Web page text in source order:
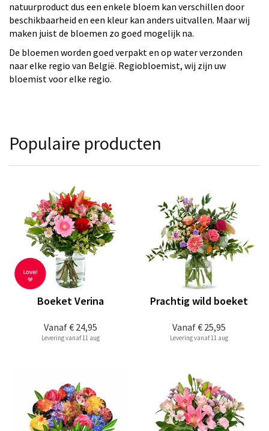
natuurproduct dus een enkele bloem kan verschillen door
beschikbaarheid en een kleur kan anders uitvallen. Maar wij
maken juist de bloemen zo goed mogelijk na.
De bloemen worden goed verpakt en op water verzonden
naar elke regio van België. Regiobloemist, wij zijn uw
bloemist voor elke regio.
Populaire producten
Vanaf€ 24,95
Boeket Verina
Levering vanaf 11 aug
Vanaf€ 25,95
Prachtig wild boeket
Levering vanaf 11 aug